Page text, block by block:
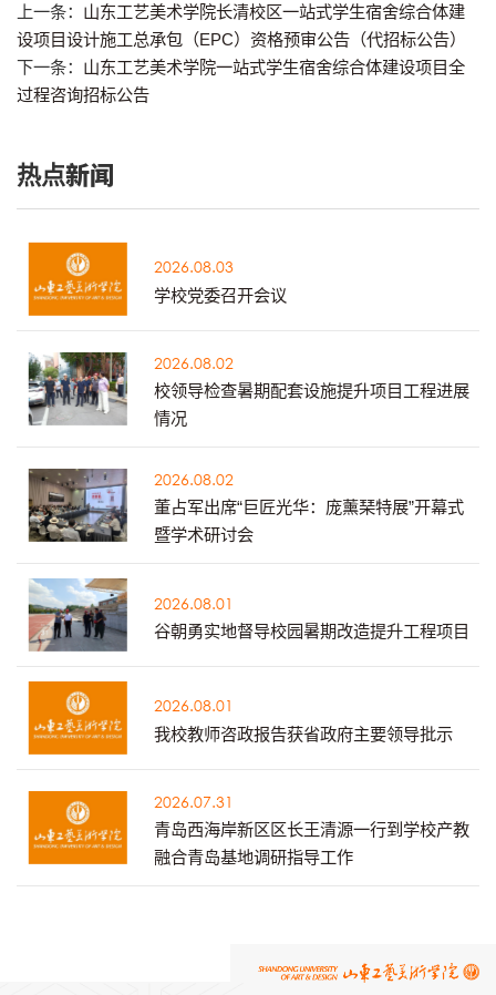
上一条： 山东工艺美术学院长清校区一站式学生宿舍综合体建
设项目设计施工总承包（EPC）资格预审公告（代招标公告）
下一条： 山东工艺美术学院一站式学生宿舍综合体建设项目全
过程咨询招标公告
热点新闻
2026.08.03
学校党委召开会议
2026.08.02
校领导检查暑期配套设施提升项目工程进展
情况
2026.08.02
董占军出席“巨匠光华：庞薰琹特展”开幕式
暨学术研讨会
2026.08.01
谷朝勇实地督导校园暑期改造提升工程项目
2026.08.01
我校教师咨政报告获省政府主要领导批示
2026.07.31
青岛西海岸新区区长王清源一行到学校产教
融合青岛基地调研指导工作